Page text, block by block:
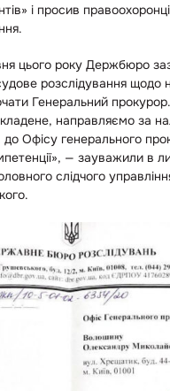
і просив
цього року Держбюро
розслідування щодо
Генеральний прокурор.
направляємо за
Офісу генерального
— зауважили в
слідчого